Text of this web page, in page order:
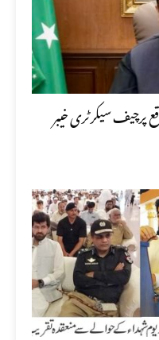
کے موقع پرچیف سیکرٹری خیبر